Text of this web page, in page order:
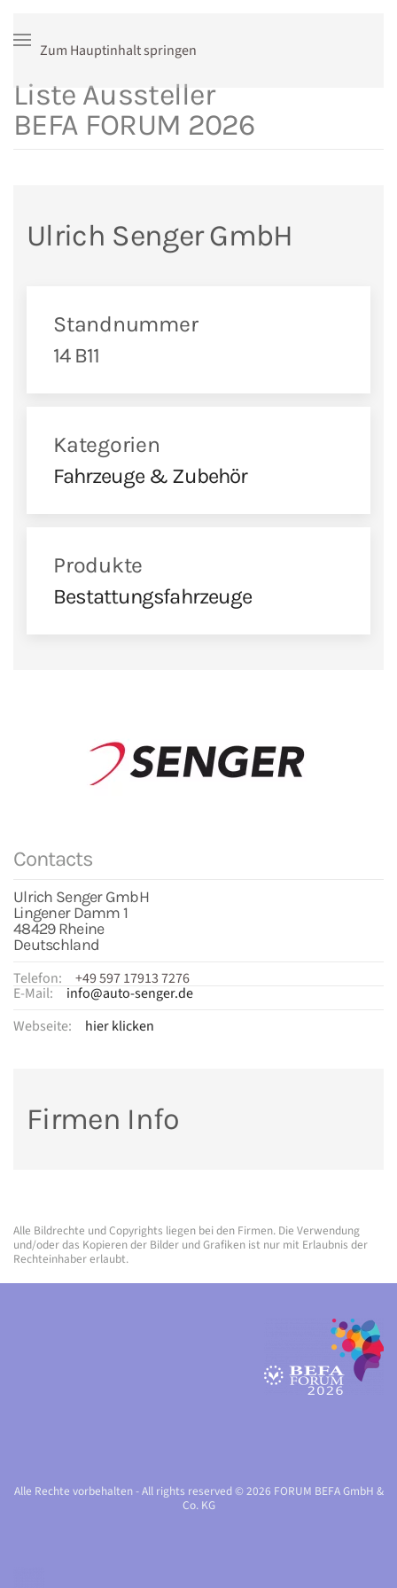
Zum Hauptinhalt springen
Liste Aussteller
BEFA FORUM 2026
Ulrich Senger GmbH
Standnummer
14 B11
Kategorien
Fahrzeuge & Zubehör
Produkte
Bestattungsfahrzeuge
Contacts
Ulrich Senger GmbH
Lingener Damm 1
48429 Rheine
Deutschland
Telefon:
+49 597 17913 7276
E-Mail:
info@auto-senger.de
Webseite:
hier klicken
Firmen Info
Alle Bildrechte und Copyrights liegen bei den Firmen. Die Verwendung
und/oder das Kopieren der Bilder und Grafiken ist nur mit Erlaubnis der
Rechteinhaber erlaubt.
Alle Rechte vorbehalten - All rights reserved © 2026 FORUM BEFA GmbH &
Co. KG